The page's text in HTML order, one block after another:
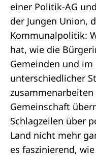
einer Politik-AG
der Jungen Union,
Kommunalpolitik:
hat, wie die
Gemeinden und
unterschiedlicher
Gemeinschaft
Schlagzeilen über
Land nicht mehr
es faszinierend,